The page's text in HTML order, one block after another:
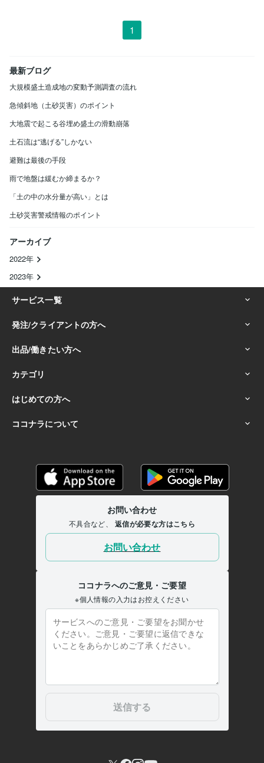
1
最新ブログ
大規模盛土造成地の変動予測調査の流れ
急傾斜地（土砂災害）のポイント
大地震で起こる谷埋め盛土の滑動崩落
土石流は“逃げる”しかない
避難は最後の手段
雨で地盤は緩むか締まるか？
「土の中の水分量が高い」とは
土砂災害警戒情報のポイント
アーカイブ
2022年
2023年